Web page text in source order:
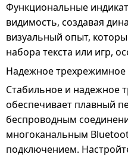
Функциональные
видимость, создавая
визуальный опыт,
набора текста или игр,
Надежное
Стабильное и надежное
обеспечивает плавный
беспроводным
многоканальным
подключением.